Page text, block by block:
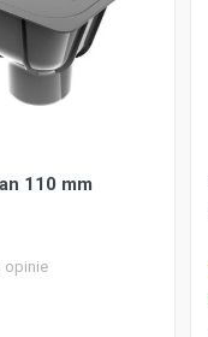
110 mm
opinie